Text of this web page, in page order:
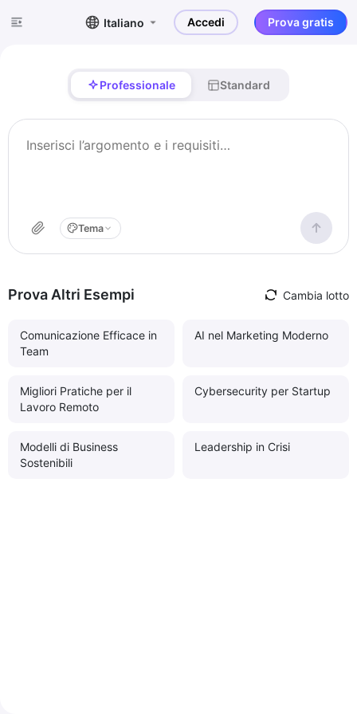
Italiano Accedi Prova gratis
Professionale Standard
Tema
Prova Altri Esempi Cambia lotto
Comunicazione Efficace in
Team
AI nel Marketing Moderno
Migliori Pratiche per il
Lavoro Remoto
Cybersecurity per Startup
Modelli di Business
Sostenibili
Leadership in Crisi